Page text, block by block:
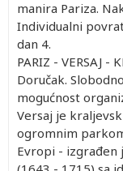
manira Pariza.
Individualni
dan 4.
PARIZ - VERSAJ -
Doručak.
mogućnost
Versaj je
ogromnim
Evropi - izgrađen